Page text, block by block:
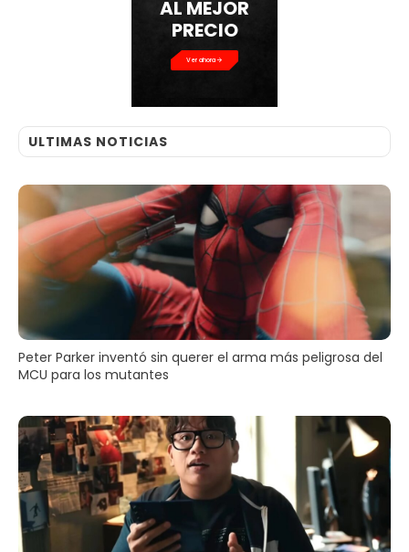
AL MEJOR
PRECIO
Ver ahora
ULTIMAS NOTICIAS
Peter Parker inventó sin querer el arma más peligrosa del
MCU para los mutantes